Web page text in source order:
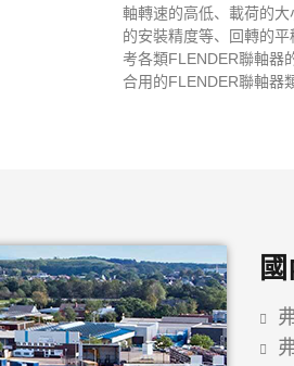
軸轉速的高低、載荷的
的安裝精度等、回轉的
考各類FLENDER聯軸器
合用的FLENDER聯軸器